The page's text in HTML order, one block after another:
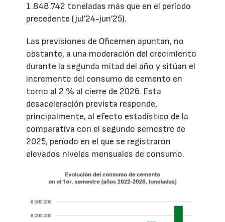
1.848.742 toneladas más que en el período
precedente (jul’24-jun’25).
Las previsiones de Oficemen apuntan, no
obstante, a una moderación del crecimiento
durante la segunda mitad del año y sitúan el
incremento del consumo de cemento en
torno al 2 % al cierre de 2026. Esta
desaceleración prevista responde,
principalmente, al efecto estadístico de la
comparativa con el segundo semestre de
2025, período en el que se registraron
elevados niveles mensuales de consumo.